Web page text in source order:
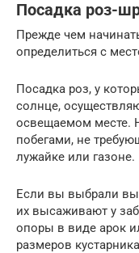
Посадка роз-
Прежде чем
определиться с
Посадка роз, у
солнце,
освещаемом месте.
побегами, не
лужайке или газоне.
Если вы выбрали
их высаживают у
опоры в виде арок
размеров